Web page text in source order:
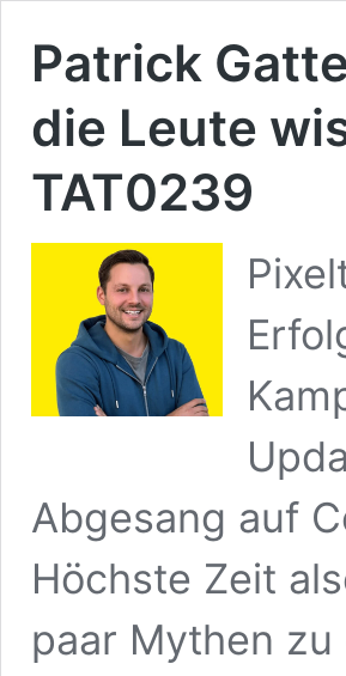
Patrick
die Leute
TAT0239
Abgesang auf
Höchste Zeit
paar Mythen